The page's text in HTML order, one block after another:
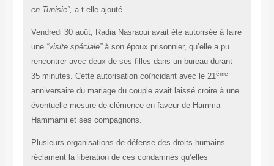
en Tunisie”, a-t-elle ajouté.
Vendredi 30 août, Radia Nasraoui avait été autorisée à faire
une “visite spéciale” à son époux prisonnier, qu’elle a pu
rencontrer avec deux de ses filles dans un bureau durant
35 minutes. Cette autorisation coïncidant avec le 21ème
anniversaire du mariage du couple avait laissé croire à une
éventuelle mesure de clémence en faveur de Hamma
Hammami et ses compagnons.
Plusieurs organisations de défense des droits humains
réclament la libération de ces condamnés qu’elles